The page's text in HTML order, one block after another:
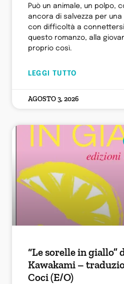
Può un animale, un polpo,
ancora di salvezza per
con difficoltà a
questo romanzo, alla
proprio così.
LEGGI TUTTO
AGOSTO 3, 2026
“Le sorelle in giallo”
Kawakami –
Coci (E/O)